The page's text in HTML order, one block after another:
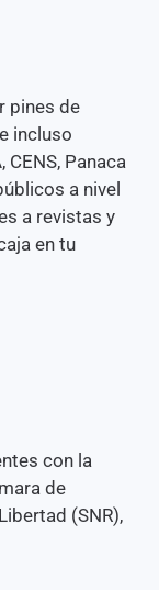
pines de
incluso
Panaca
a nivel
a revistas y
en tu
con la
de
(SNR),